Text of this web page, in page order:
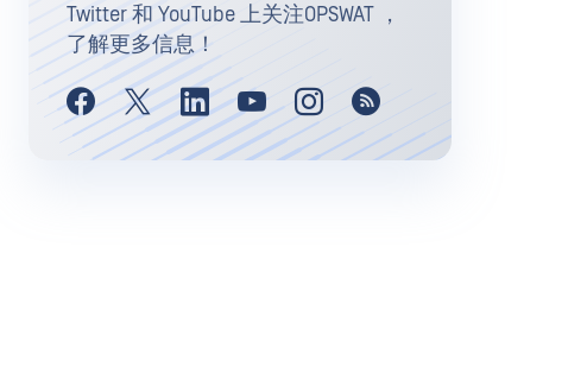
Twitter 和 YouTube 上关注OPSWAT ，
了解更多信息！